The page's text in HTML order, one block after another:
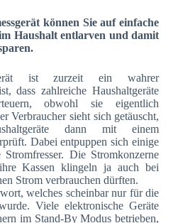
können Sie auf einfache
Haushalt entlarven und damit
ist zurzeit ein wahrer
dass zahlreiche Haushaltgeräte
obwohl sie eigentlich
Verbraucher sieht sich getäuscht,
dann mit einem
Dabei entpuppen sich einige
Stromfresser. Die Stromkonzerne
Kassen klingeln ja auch bei
Strom verbrauchen dürften.
welches scheinbar nur für die
Viele elektronische Geräte
im Stand-By Modus betrieben,